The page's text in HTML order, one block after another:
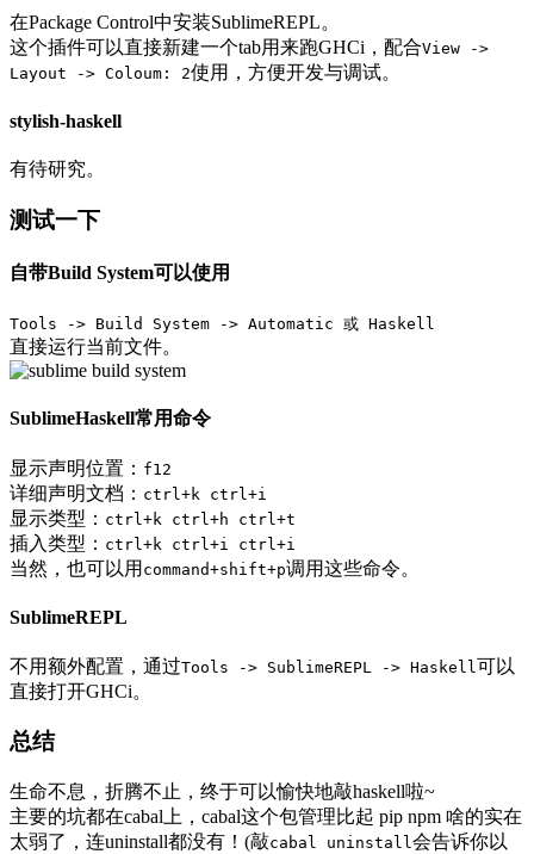
在Package Control中安装SublimeREPL。
这个插件可以直接新建一个tab用来跑GHCi，配合View ->
Layout -> Coloum: 2使用，方便开发与调试。
stylish-haskell
有待研究。
测试一下
自带Build System可以使用
Tools -> Build System -> Automatic 或 Haskell
直接运行当前文件。
SublimeHaskell常用命令
显示声明位置： f12
详细声明文档： ctrl+k ctrl+i
显示类型： ctrl+k ctrl+h ctrl+t
插入类型： ctrl+k ctrl+i ctrl+i
当然，也可以用 command+shift+p调用这些命令。
SublimeREPL
不用额外配置，通过Tools -> SublimeREPL -> Haskell 可以
直接打开GHCi。
总结
生命不息，折腾不止，终于可以愉快地敲haskell啦~
主要的坑都在cabal上，cabal这个包管理比起 pip npm 啥的实在
太弱了，连uninstall都没有！(敲cabal uninstall会告诉你以